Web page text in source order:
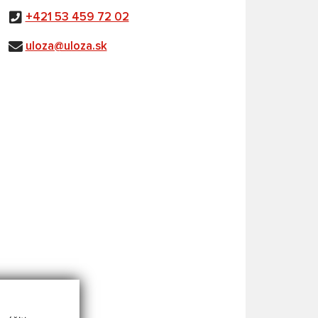
+421 53 459 72 02
uloza@uloza.sk